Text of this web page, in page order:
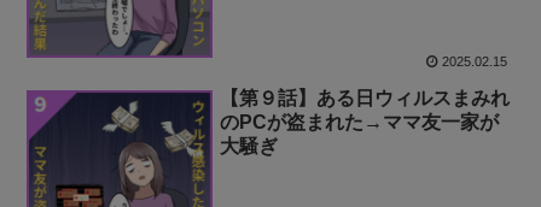
2025.02.15
【第９話】ある日ウィルスまみれ
のPCが盗まれた→ママ友一家が
大騒ぎ